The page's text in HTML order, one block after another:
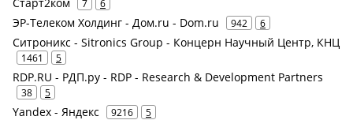
7 6
ЭР-Телеком Холдинг - Дом.ru - Dom.ru 942 6
Ситроникс - Sitronics Group - Концерн Научный Центр, КНЦ
1461 5
RDP.RU - РДП.ру - RDP - Research & Development Partners
38 5
Yandex - Яндекс 9216 5